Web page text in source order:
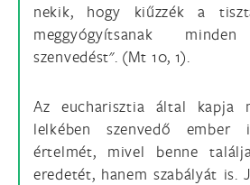
nekik, hogy kiűzzék a
meggyógyítsanak
szenvedést". (Mt 10, 1).
Az eucharisztia által kapja
lelkében szenvedő
értelmét, mivel benne
eredetét, hanem szabályát is.